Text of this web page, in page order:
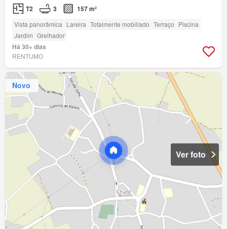
T2 3 157 m²
Vista panorâmica Lareira Totalmente mobiliado Terraço Piscina
Jardim Grelhador
Há 30+ dias
RENTUMO
Novo
Ver foto